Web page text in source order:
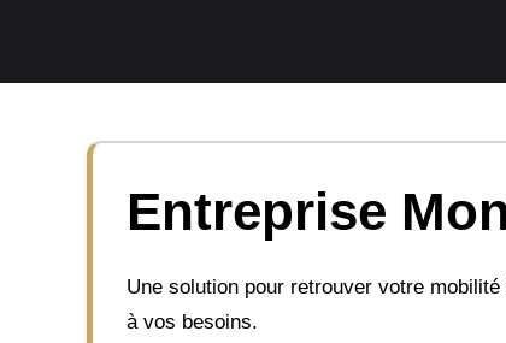
contenu
Entreprise
Une solution pour retrouver votre
à vos besoins.